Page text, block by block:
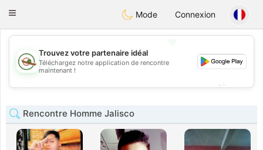
MexicoCitas
Toggle
Mode Connexion
💖
💕
Trouvez votre partenaire idéal
Téléchargez notre application de rencontre
maintenant !
Rencontre Homme Jalisco